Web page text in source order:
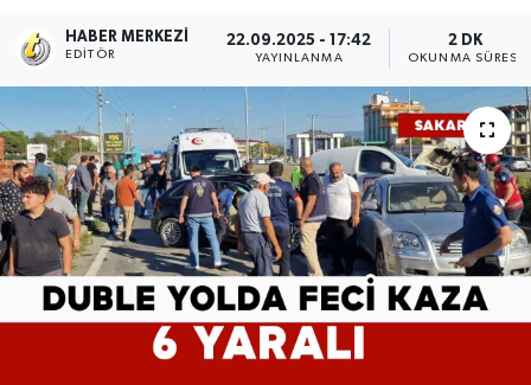
HABER MERKEZI
EDITÖR
22.09.2025 - 17:42
YAYINLANMA
2 DK
OKUNMA SÜRESI